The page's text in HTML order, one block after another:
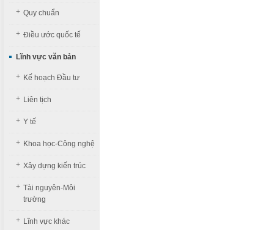
+ Quy chuẩn
+ Điều ước quốc tế
Lĩnh vực văn bản
+ Kế hoạch Đầu tư
+ Liên tịch
+ Y tế
+ Khoa học-Công nghệ
+ Xây dựng kiến trúc
+ Tài nguyên-Môi
trường
+ Lĩnh vực khác